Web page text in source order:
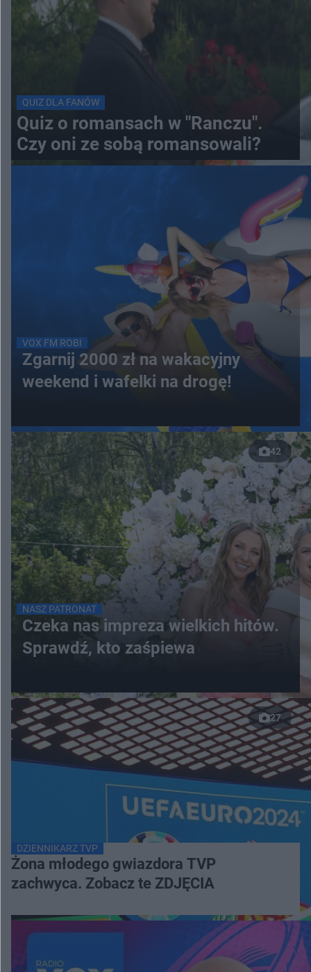
QUIZ DLA FANÓW
Quiz o romansach w "Ranczu".
Czy oni ze sobą romansowali?
VOX FM ROBI
Zgarnij 2000 zł na wakacyjny
weekend i wafelki na drogę!
42
NASZ PATRONAT
Czeka nas impreza wielkich hitów.
Sprawdź, kto zaśpiewa
27
DZIENNIKARZ TVP
Żona młodego gwiazdora TVP
zachwyca. Zobacz te ZDJĘCIA